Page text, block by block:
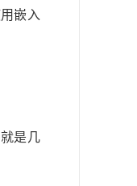
嵌入
是几